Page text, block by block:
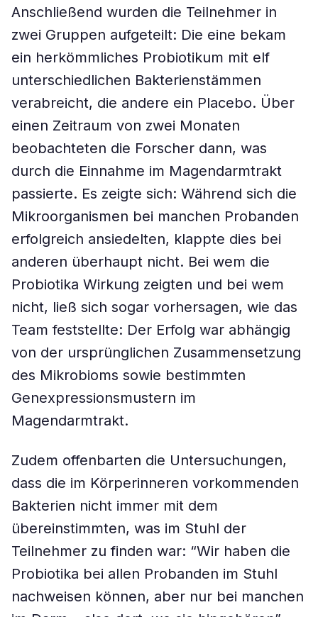
Anschließend wurden die Teilnehmer in
zwei Gruppen aufgeteilt: Die eine bekam
ein herkömmliches Probiotikum mit elf
unterschiedlichen Bakterienstämmen
verabreicht, die andere ein Placebo. Über
einen Zeitraum von zwei Monaten
beobachteten die Forscher dann, was
durch die Einnahme im Magendarmtrakt
passierte. Es zeigte sich: Während sich die
Mikroorganismen bei manchen Probanden
erfolgreich ansiedelten, klappte dies bei
anderen überhaupt nicht. Bei wem die
Probiotika Wirkung zeigten und bei wem
nicht, ließ sich sogar vorhersagen, wie das
Team feststellte: Der Erfolg war abhängig
von der ursprünglichen Zusammensetzung
des Mikrobioms sowie bestimmten
Genexpressionsmustern im
Magendarmtrakt.
Zudem offenbarten die Untersuchungen,
dass die im Körperinneren vorkommenden
Bakterien nicht immer mit dem
übereinstimmten, was im Stuhl der
Teilnehmer zu finden war: “Wir haben die
Probiotika bei allen Probanden im Stuhl
nachweisen können, aber nur bei manchen